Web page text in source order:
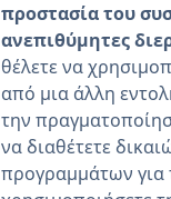
προστασία του
ανεπιθύμητες
θέλετε να
από μια άλλη
την
να διαθέτετε
προγραμμάτων για